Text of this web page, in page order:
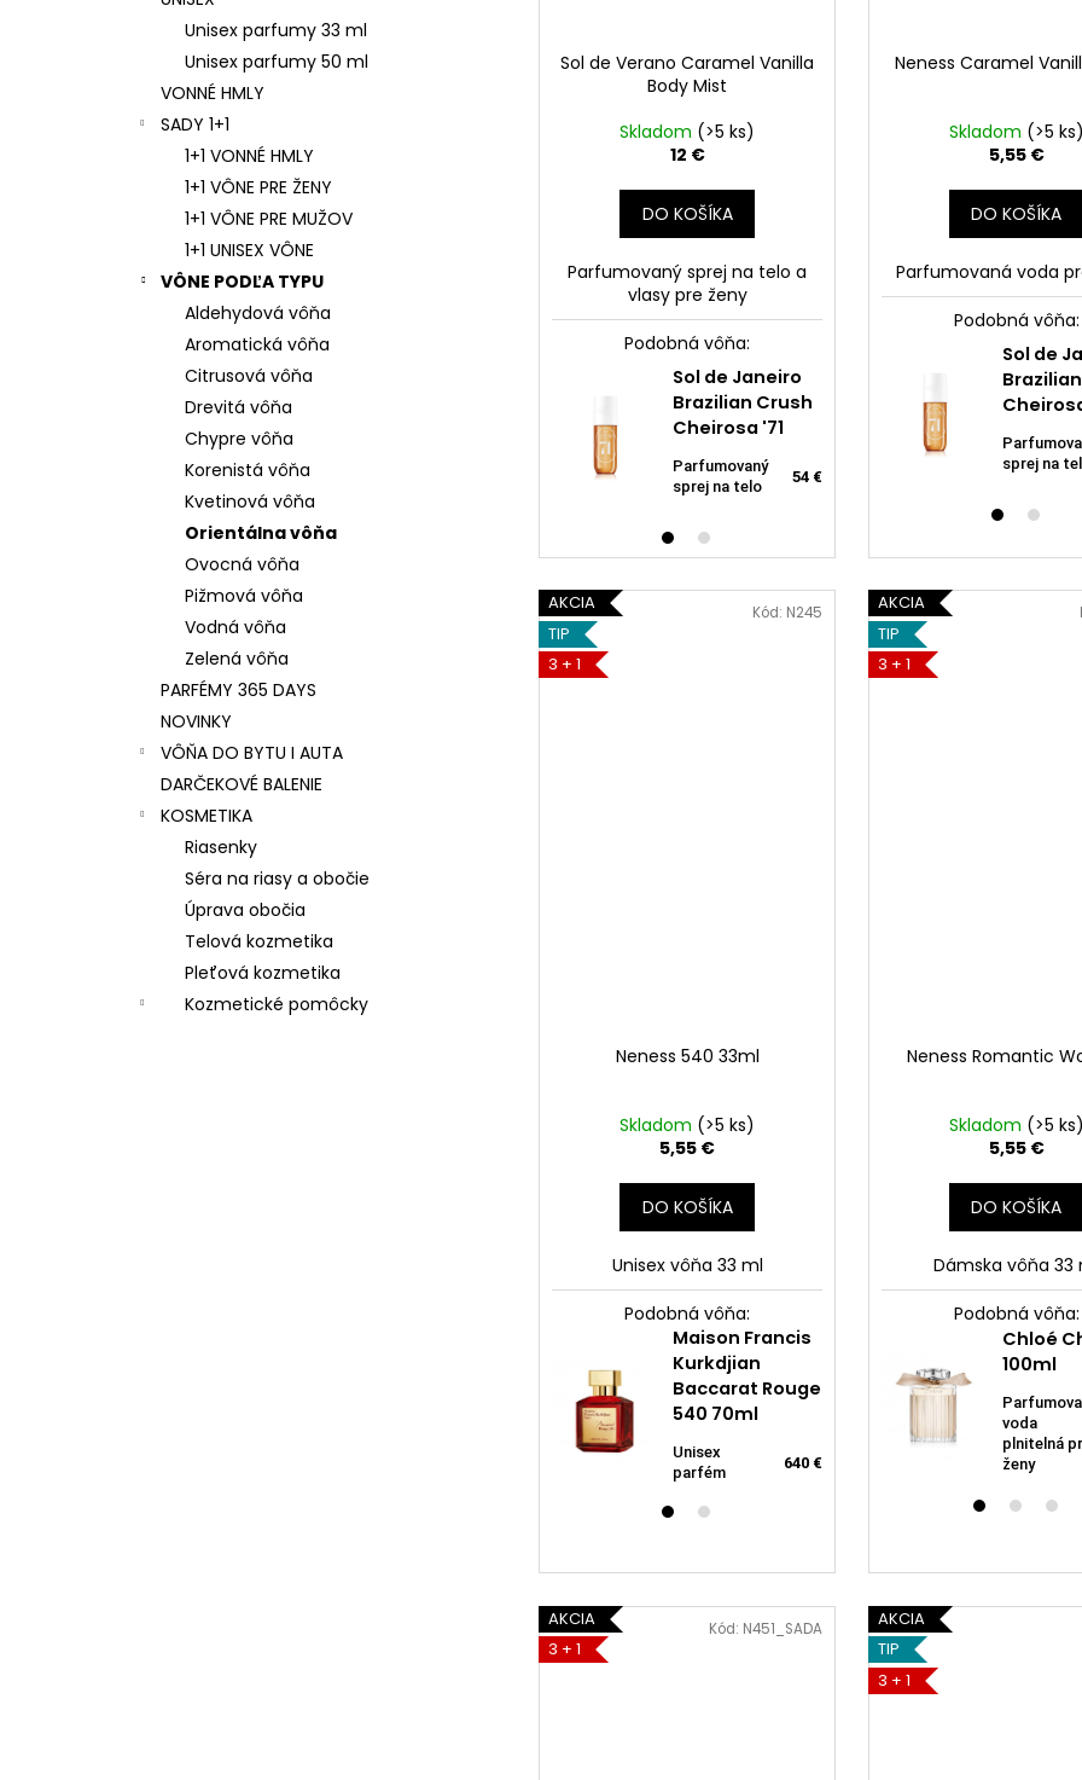
Unisex parfumy 33 ml
Unisex parfumy 50 ml
VONNÉ HMLY
SADY 1+1
1+1 VONNÉ HMLY
1+1 VÔNE PRE ŽENY
1+1 VÔNE PRE MUŽOV
1+1 UNISEX VÔNE
VÔNE PODĽA TYPU
Aldehydová vôňa
Aromatická vôňa
Citrusová vôňa
Drevitá vôňa
Chypre vôňa
Korenistá vôňa
Kvetinová vôňa
Orientálna vôňa
Ovocná vôňa
Pižmová vôňa
Vodná vôňa
Zelená vôňa
PARFÉMY 365 DAYS
NOVINKY
VÔŇA DO BYTU I AUTA
DARČEKOVÉ BALENIE
KOSMETIKA
Riasenky
Séra na riasy a obočie
Úprava obočia
Telová kozmetika
Pleťová kozmetika
Kozmetické pomôcky
Sol de Verano Caramel Vanilla
Body Mist
Skladom (>5 ks)
12 €
DO KOŠÍKA
Parfumovaný sprej na telo a
vlasy pre ženy
Podobná vôňa:
Sol de Janeiro
Brazilian Crush
Cheirosa '71
Parfumovaný
sprej na telo
54 €
Neness
Caramel
33ml
Parfumovaná
Neness Caramel
Skladom (>5 ks)
5,55 €
DO KOŠÍKA
Parfumovaná voda
Podobná vôňa:
Sol de Verano
Caramel Vanilla
Body Mist
Parfumovaný
vlasy
Sol de
sprej na
AKCIA
TIP
3 + 1
Neness 540 33ml
Skladom (>5 ks)
5,55 €
DO KOŠÍKA
Unisex vôňa 33 ml
Podobná vôňa:
Maison Francis
Kurkdjian
Baccarat Rouge
540 70ml
Unisex
parfém
640 €
Yodeyma
Boreal EDP
Parfumovaná
Kód: N245
AKCIA
TIP
3 + 1
Neness Romantic
Skladom (>5 ks)
5,55 €
DO KOŠÍKA
Dámska vôňa 33
Podobná vôňa:
Raphael
Rosalee Mirielle
Dámský
Chloé
100ml
voda
plnitelná
ženy
AKCIA
3 + 1
Kód: N451_SADA
AKCIA
TIP
3 + 1